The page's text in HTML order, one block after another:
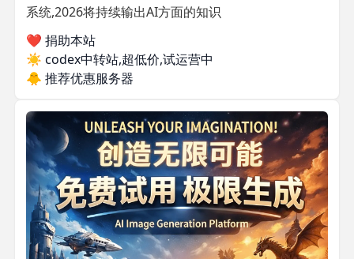
系统,2026将持续输出AI方面的知识
❤️ 捐助本站
☀️ codex中转站,超低价,试运营中
🐥 推荐优惠服务器